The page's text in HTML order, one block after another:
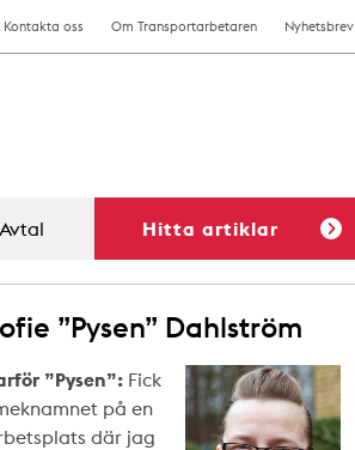
Kontakta oss Om Transportarbetaren Nyhetsbrev
Avtal Hitta artiklar
”Pysen” Dahlström
”Pysen”: Fick
på en
där jag